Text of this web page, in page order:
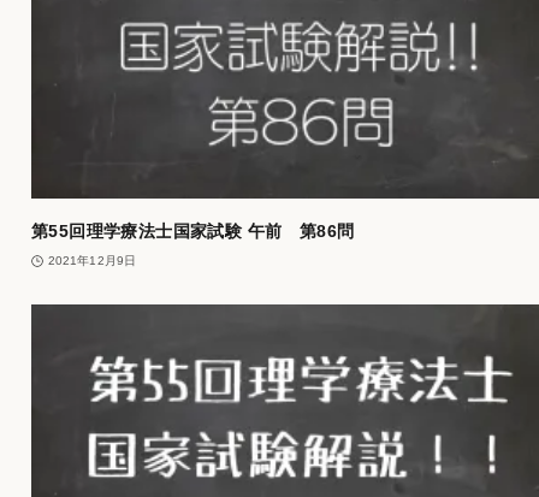
第55回理学療法士国家試験 午前 第86問
2021年12月9日